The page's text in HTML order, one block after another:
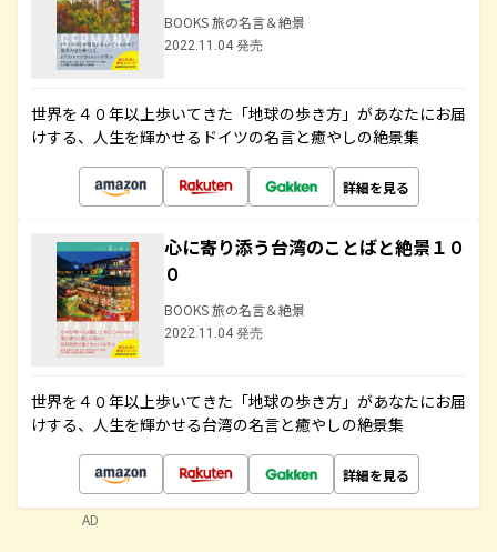
BOOKS 旅の名言＆絶景
2022.11.04 発売
世界を４０年以上歩いてきた「地球の歩き方」があなたにお届
けする、人生を輝かせるドイツの名言と癒やしの絶景集
詳細を見る
心に寄り添う台湾のことばと絶景１０
０
BOOKS 旅の名言＆絶景
2022.11.04 発売
世界を４０年以上歩いてきた「地球の歩き方」があなたにお届
けする、人生を輝かせる台湾の名言と癒やしの絶景集
詳細を見る
AD